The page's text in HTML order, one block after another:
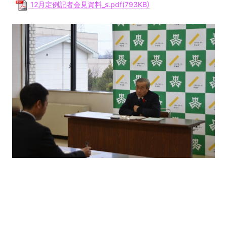
12月定例記者会見資料_s.pdf(793KB)